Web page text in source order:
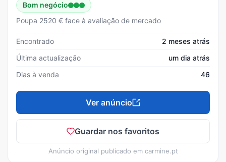
Bom negócio
Poupa 2520 € face à avaliação de mercado
Encontrado
2 meses atrás
Última actualização
um dia atrás
Dias à venda
46
Ver anúncio
Guardar nos favoritos
Anúncio original publicado em carmine.pt